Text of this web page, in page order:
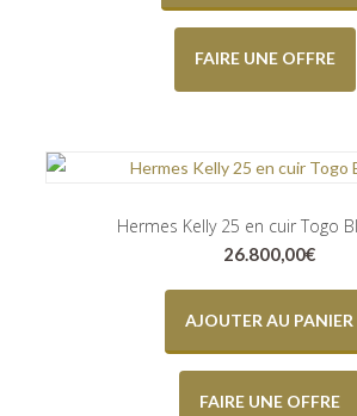
FAIRE UNE OFFRE
Hermes Kelly 25 en cuir Togo
26.800,00€
AJOUTER AU PANIER
FAIRE UNE OFFRE